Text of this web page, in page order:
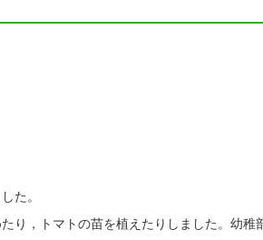
た。
り，トマトの苗を植えたりしました。幼稚